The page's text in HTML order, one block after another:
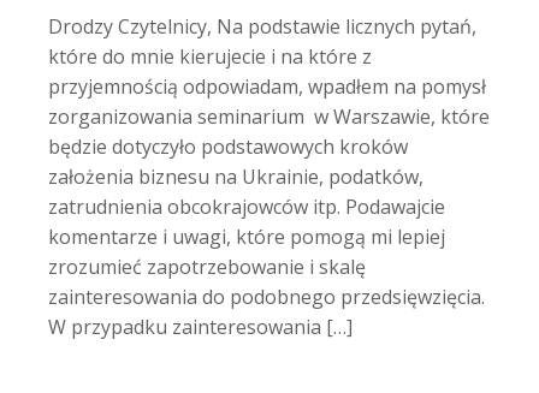
Drodzy Czytelnicy, Na podstawie licznych pytań,
które do mnie kierujecie i na które z
przyjemnością odpowiadam, wpadłem na pomysł
zorganizowania seminarium w Warszawie, które
będzie dotyczyło podstawowych kroków
założenia biznesu na Ukrainie, podatków,
zatrudnienia obcokrajowców itp. Podawajcie
komentarze i uwagi, które pomogą mi lepiej
zrozumieć zapotrzebowanie i skalę
zainteresowania do podobnego przedsięwzięcia.
W przypadku zainteresowania […]